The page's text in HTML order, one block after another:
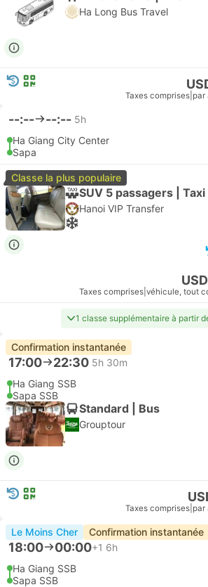
Ha Long Bus Travel
Taxes comprises par
--:-- --:-- 5h
Ha Giang City Center
Sapa
Classe la plus populaire
SUV 5 passagers | Taxi
Hanoi VIP Transfer
Taxes comprises véhicule, tout
1 classe supplémentaire à partir
Confirmation instantanée
17:00 22:30 5h 30m
Ha Giang SSB
Sapa SSB
Standard | Bus
Grouptour
Taxes comprises par
Le Moins Cher Confirmation instantanée
18:00 00:00+1 6h
Ha Giang SSB
Sapa SSB